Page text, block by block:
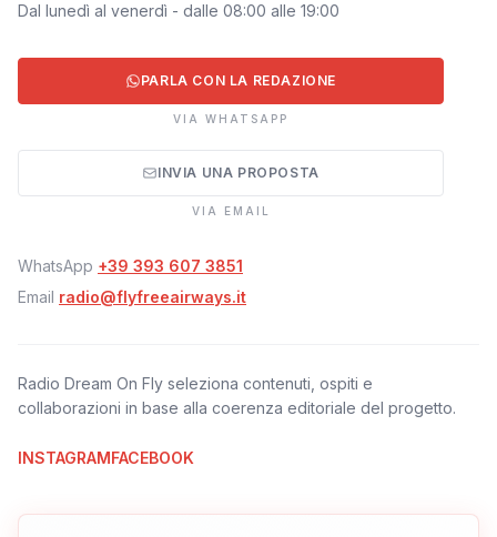
Dal lunedì al venerdì - dalle 08:00 alle 19:00
PARLA CON LA REDAZIONE
VIA WHATSAPP
INVIA UNA PROPOSTA
VIA EMAIL
WhatsApp +39 393 607 3851
Email radio@flyfreeairways.it
Radio Dream On Fly seleziona contenuti, ospiti e
collaborazioni in base alla coerenza editoriale del progetto.
INSTAGRAMFACEBOOK